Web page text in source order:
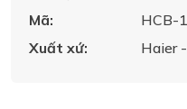
Mã:
HCB-
Xuất xứ:
Haier